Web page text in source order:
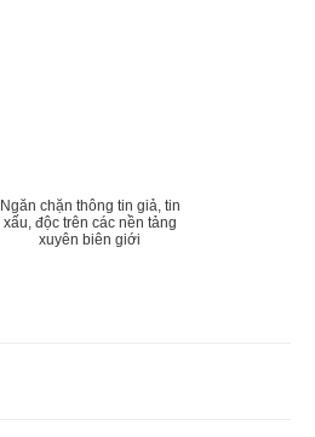
Ngăn chặn thông tin giả, tin
xấu, độc trên các nền tảng
xuyên biên giới